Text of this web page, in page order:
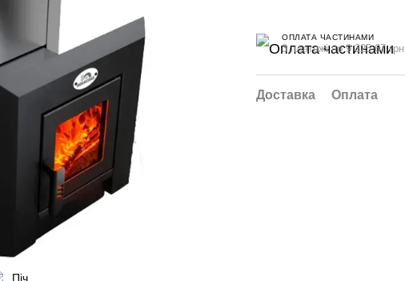
ОПЛАТА ЧАСТИНАМИ
3 платежі по 9 325.67 грн
Доставка Оплата